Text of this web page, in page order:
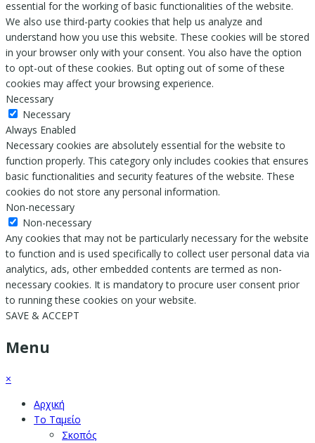
essential for the working of basic functionalities of the website.
We also use third-party cookies that help us analyze and
understand how you use this website. These cookies will be stored
in your browser only with your consent. You also have the option
to opt-out of these cookies. But opting out of some of these
cookies may affect your browsing experience.
Necessary
Necessary
Always Enabled
Necessary cookies are absolutely essential for the website to
function properly. This category only includes cookies that ensures
basic functionalities and security features of the website. These
cookies do not store any personal information.
Non-necessary
Non-necessary
Any cookies that may not be particularly necessary for the website
to function and is used specifically to collect user personal data via
analytics, ads, other embedded contents are termed as non-
necessary cookies. It is mandatory to procure user consent prior
to running these cookies on your website.
SAVE & ACCEPT
Menu
×
Αρχική
Το Ταμείο
Σκοπός